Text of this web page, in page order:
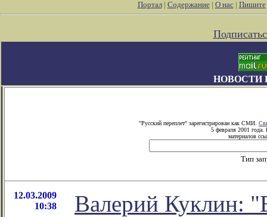
Портал| Содержание| О нас| Пишите
НОВОСТИ
"Русский переплет" зарегистрирован как СМИ.
5 февраля 2001 года.
материалов
Тип
12.03.2009
10:38
Валерий Куклин: